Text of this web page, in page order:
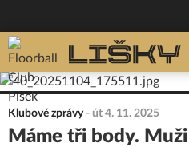
Klubové zprávy - út 4. 11. 2025
Máme tři body.